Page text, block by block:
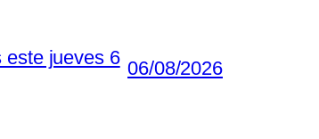
este jueves 6 06/08/2026